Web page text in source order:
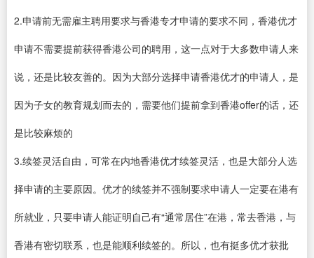
2.申请前无需雇主聘用要求与香港专才申请的要求不同，香港优才
申请不需要提前获得香港公司的聘用，这一点对于大多数申请人来
说，还是比较友善的。因为大部分选择申请香港优才的申请人，是
因为子女的教育规划而去的，需要他们提前拿到香港offer的话，还
是比较麻烦的
3.续签灵活自由，可常在内地香港优才续签灵活，也是大部分人选
择申请的主要原因。优才的续签并不强制要求申请人一定要在港有
所就业，只要申请人能证明自己有“通常居住”在港，常去香港，与
香港有密切联系，也是能顺利续签的。所以，也有挺多优才获批